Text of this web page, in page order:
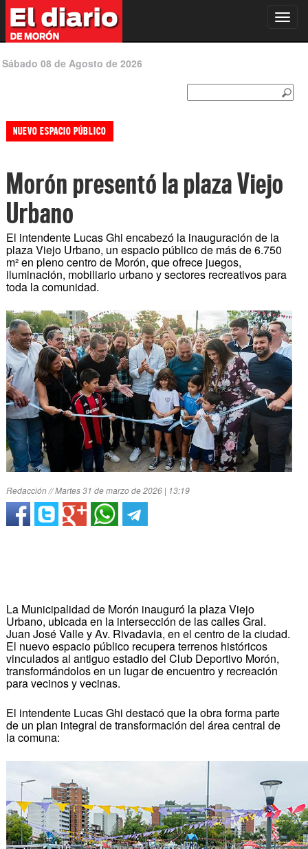
Sábado 08 de Agosto de 2026
NUEVO ESPACIO PÚBLICO
Morón presentó la plaza Viejo
Urbano
El intendente Lucas Ghi encabezó la inauguración de la
plaza Viejo Urbano, un espacio público de más de 6.750
m² en pleno centro de Morón, que ofrece juegos,
iluminación, mobiliario urbano y sectores recreativos para
toda la comunidad.
Redacción // Martes 31 de marzo de 2026 | 13:19
La Municipalidad de Morón inauguró la plaza Viejo
Urbano, ubicada en la intersección de las calles Gral.
Juan José Valle y Av. Rivadavia, en el centro de la ciudad.
El nuevo espacio público recupera terrenos históricos
vinculados al antiguo estadio del Club Deportivo Morón,
transformándolos en un lugar de encuentro y recreación
para vecinos y vecinas.
El intendente Lucas Ghi destacó que la obra forma parte
de un plan integral de transformación del área central de
la comuna: